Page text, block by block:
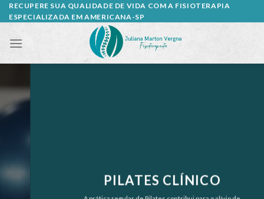
Skip
to
RECUPERE SUA QUALIDADE DE VIDA COM A FISIOTERAPIA
ESPECIALIZADA EM AMERICANA-SP
PILATES CLÍNICO